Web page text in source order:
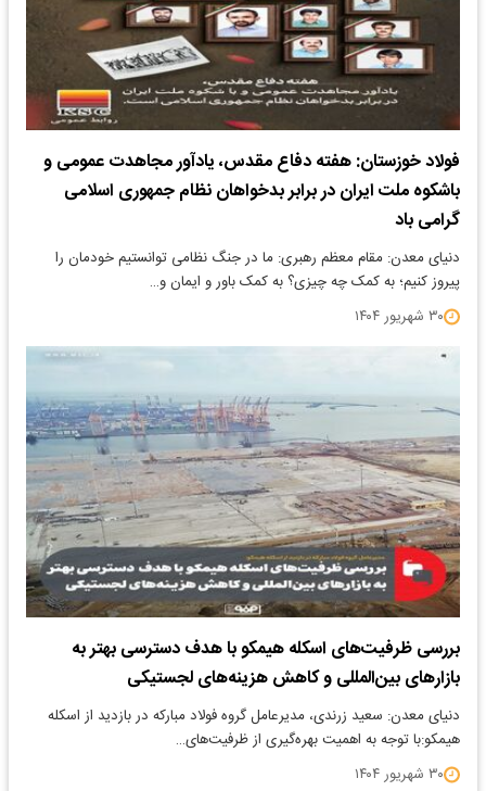
فولاد خوزستان: هفته دفاع مقدس، یادآور مجاهدت عمومی و
باشکوه ملت ایران در برابر بدخواهان نظام جمهوری اسلامی
گرامی باد
دنیای معدن: مقام معظم رهبری: ما در جنگ نظامى توانستیم خودمان را
پیروز کنیم؛ به کمک چه چیزى؟ به کمک باور و ایمان و…
۳۰ شهریور ۱۴۰۴
بررسی ظرفیت‌های اسکله هیمکو با هدف دسترسی بهتر به
بازارهای بین‌المللی و کاهش هزینه‌های لجستیکی
دنیای معدن: سعید زرندی، مدیرعامل گروه فولاد مبارکه در بازدید از اسکله
هیمکو:با توجه به اهمیت بهره‌گیری از ظرفیت‌های…
۳۰ شهریور ۱۴۰۴